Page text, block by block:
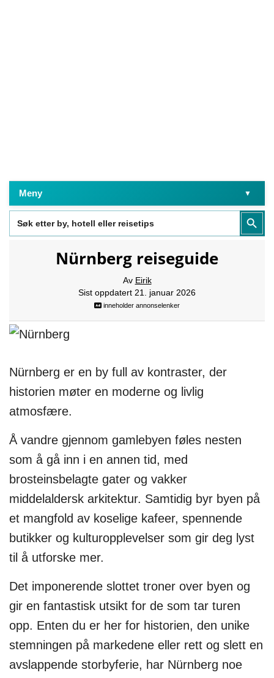
Meny
Search
for:
Search
Nürnberg reiseguide
Av Eirik
Sist oppdatert 21. januar 2026
inneholder annonselenker
Nürnberg er en by full av kontraster, der
historien møter en moderne og livlig
atmosfære.
Å vandre gjennom gamlebyen føles nesten
som å gå inn i en annen tid, med
brosteinsbelagte gater og vakker
middelaldersk arkitektur. Samtidig byr byen på
et mangfold av koselige kafeer, spennende
butikker og kulturopplevelser som gir deg lyst
til å utforske mer.
Det imponerende slottet troner over byen og
gir en fantastisk utsikt for de som tar turen
opp. Enten du er her for historien, den unike
stemningen på markedene eller rett og slett en
avslappende storbyferie, har Nürnberg noe